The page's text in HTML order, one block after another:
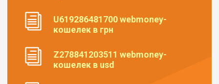
U619286481700 webmoney-
кошелек в грн
Z278841203511 webmoney-
кошелек в usd